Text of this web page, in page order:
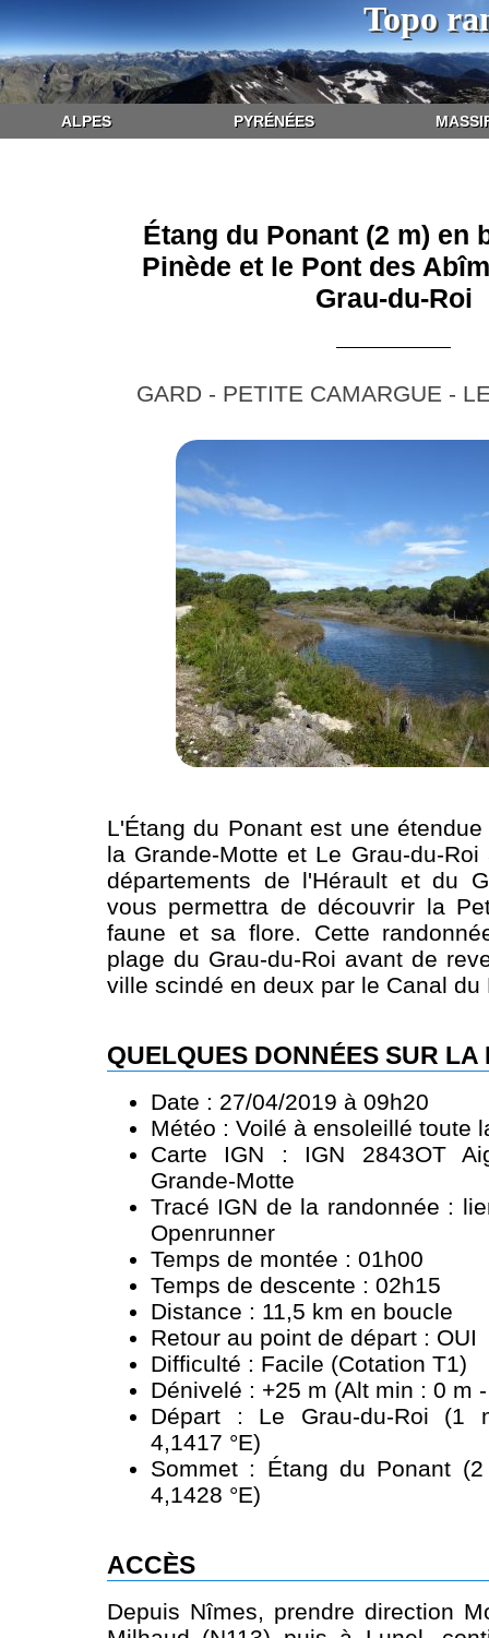
Topo
ALPES PYRÉNÉES
Étang du Ponant (2 m) en
Pinède et le Pont des
Grau-du-Roi
GARD - PETITE CAMARGUE -
L'Étang du Ponant est une
la Grande-Motte et Le Grau-du-
départements de l'Hérault et du
vous permettra de découvrir la
faune et sa flore. Cette
plage du Grau-du-Roi avant de
ville scindé en deux par le Canal du
QUELQUES DONNÉES SUR LA
Date : 27/04/2019 à 09h20
Météo : Voilé à ensoleillé toute
Carte IGN : IGN 2843OT
Grande-Motte
Tracé IGN de la randonnée :
Openrunner
Temps de montée : 01h00
Temps de descente : 02h15
Distance : 11,5 km en boucle
Retour au point de départ : OUI
Difficulté : Facile (Cotation T1)
Dénivelé : +25 m (Alt min : 0 m
Départ : Le Grau-du-Roi (1
4,1417 °E)
Sommet : Étang du Ponant
4,1428 °E)
ACCÈS
Depuis Nîmes, prendre direction